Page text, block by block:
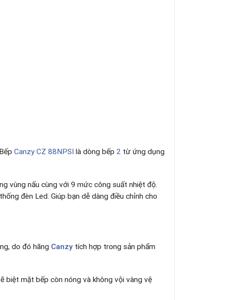
Canzy CZ 88NPSI là dòng bếp 2 từ ứng dụng
vùng nấu cùng với 9 mức công suất nhiệt độ.
đèn Led. Giúp bạn dễ dàng điều chỉnh cho
do đó hãng Canzy tích hợp trong sản phẩm
biệt mặt bếp còn nóng và không vội vàng vệ